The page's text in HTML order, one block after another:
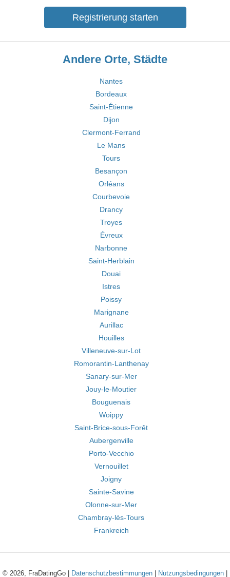
Registrierung starten
Andere Orte, Städte
Nantes
Bordeaux
Saint-Étienne
Dijon
Clermont-Ferrand
Le Mans
Tours
Besançon
Orléans
Courbevoie
Drancy
Troyes
Évreux
Narbonne
Saint-Herblain
Douai
Istres
Poissy
Marignane
Aurillac
Houilles
Villeneuve-sur-Lot
Romorantin-Lanthenay
Sanary-sur-Mer
Jouy-le-Moutier
Bouguenais
Woippy
Saint-Brice-sous-Forêt
Aubergenville
Porto-Vecchio
Vernouillet
Joigny
Sainte-Savine
Olonne-sur-Mer
Chambray-lès-Tours
Frankreich
© 2026, FraDatingGo | Datenschutzbestimmungen Nutzungsbedingungen